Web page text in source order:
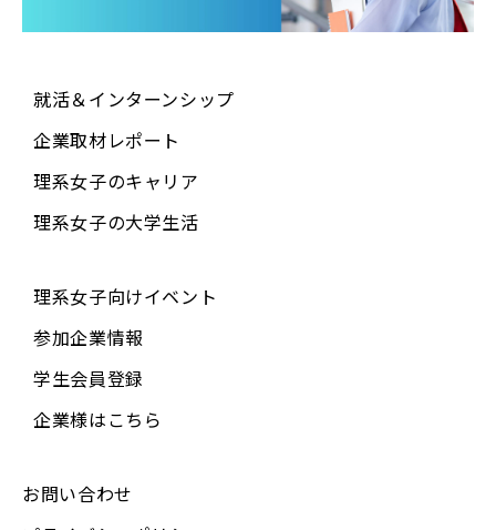
就活＆インターンシップ
企業取材レポート
理系女子のキャリア
理系女子の大学生活
理系女子向けイベント
参加企業情報
学生会員登録
企業様はこちら
お問い合わせ